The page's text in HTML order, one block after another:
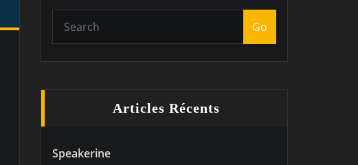
Go
Articles Récents
Speakerine